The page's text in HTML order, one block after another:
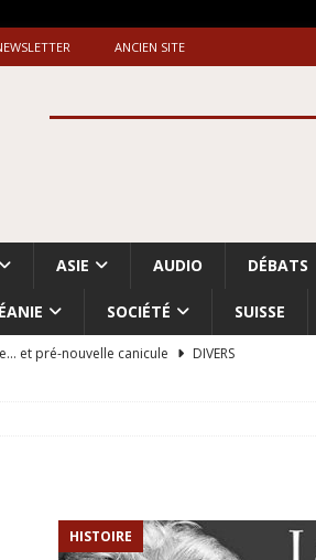
ANCIEN SITE
ASIE AUDIO DÉBATS
SOCIÉTÉ SUISSE
et pré-nouvelle canicule
DIVERS
HISTOIRE